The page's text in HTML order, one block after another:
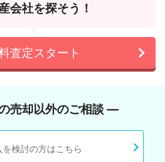
会社を探そう！
査定スタート
売却以外のご相談 ―
を検討の方はこちら